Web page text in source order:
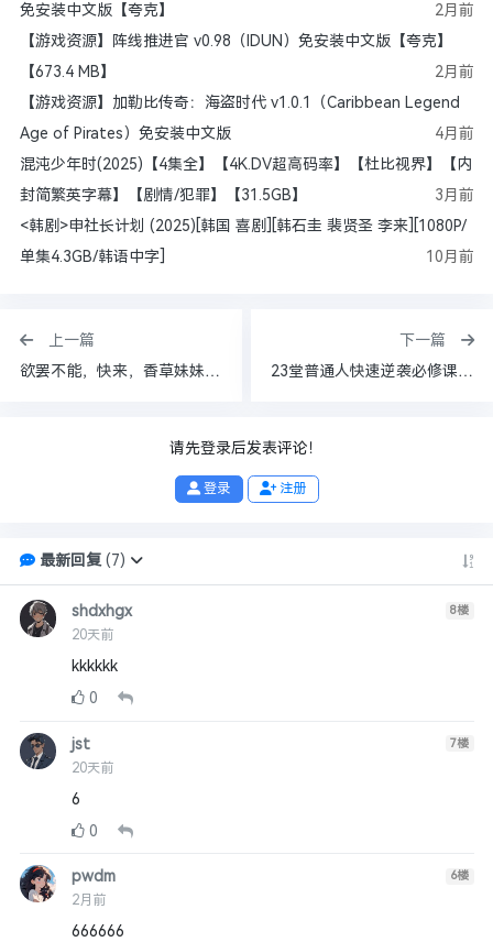
免安装中文版【夸克】
2月前
【游戏资源】阵线推进官 v0.98（IDUN）免安装中文版【夸克】
【673.4 MB】
2月前
【游戏资源】加勒比传奇：海盗时代 v1.0.1（Caribbean Legend
Age of Pirates）免安装中文版
4月前
混沌少年时(2025)【4集全】【4K.DV超高码率】【杜比视界】【内
封简繁英字幕】【剧情/犯罪】【31.5GB】
3月前
<韩剧>申社长计划 (2025)[韩国 喜剧][韩石圭 裴贤圣 李来][1080P/
单集4.3GB/韩语中字]
10月前
上一篇
欲罢不能，快来，香草妹妹传授新知识了（合集更新），空间不足，随时删
下一篇
23堂普通人快速逆袭必修课，打破现状，实现人生跃迁【2.3GB】
请先登录后发表评论！
登录 注册
最新回复( 7)
shdxhgx
20天前
8楼
kkkkkk
0
jst
20天前
7楼
6
0
pwdm
2月前
6楼
666666